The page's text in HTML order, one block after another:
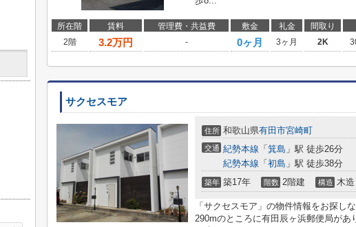
所在階 賃料 管理費・共益費 敷金 礼金
間取り
2階
3.2万円 - 0ヶ月 3ヶ月 2K
サクセスモア
住所 和歌山県有田市宮崎町
交通 紀勢本線 「 箕島 」駅 徒歩26分
紀勢本線 「 初島 」駅 徒歩38分
築年 築17年 階数 2階建 構造 木造
「サクセスモア」の物件情報をお探し
290mのところに有田辰ヶ浜郵便局が